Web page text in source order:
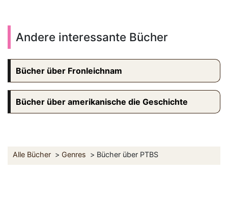
Andere interessante Bücher
Bücher über Fronleichnam
Bücher über amerikanische die Geschichte
Alle Bücher Genres Bücher über PTBS